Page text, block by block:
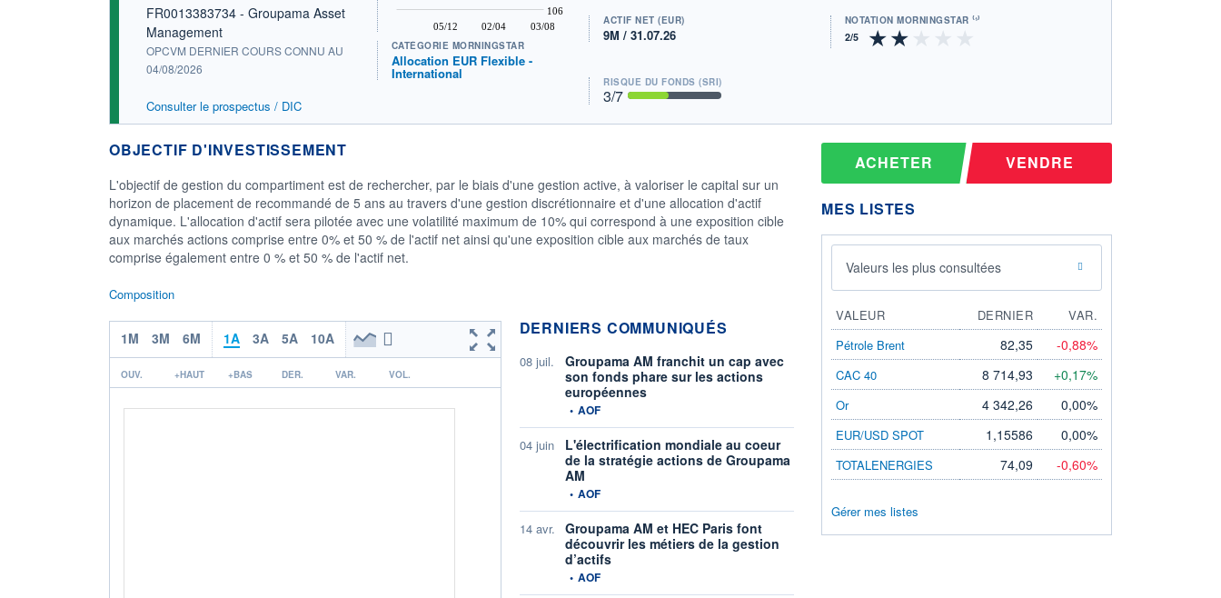
FR0013383734 - Groupama Asset
Management
OPCVM DERNIER COURS CONNU AU
04/08/2026
Consulter le prospectus / DIC
05/12 02/04 03/08
106
CATÉGORIE MORNINGSTAR
Allocation EUR Flexible -
International
ACTIF NET (EUR)
9M / 31.07.26
NOTATION MORNINGSTAR ⁽¹⁾
RISQUE DU FONDS (SRI)
3/7
OBJECTIF D'INVESTISSEMENT
L'objectif de gestion du compartiment est de rechercher, par le biais d'une gestion active, à valoriser le capital sur un
horizon de placement de recommandé de 5 ans au travers d'une gestion discrétionnaire et d'une allocation d'actif
dynamique. L'allocation d'actif sera pilotée avec une volatilité maximum de 10% qui correspond à une exposition cible
aux marchés actions comprise entre 0% et 50 % de l'actif net ainsi qu'une exposition cible aux marchés de taux
comprise également entre 0 % et 50 % de l'actif net.
Composition
1M 3M 6M 1A 3A 5A 10A
OUV. +HAUT +BAS DER. VAR. VOL.
DERNIERS COMMUNIQUÉS
08 juil.
Groupama AM franchit un cap avec
son fonds phare sur les actions
européennes
information fournie par
• AOF
04 juin
L'électrification mondiale au coeur
de la stratégie actions de Groupama
AM
information fournie par
• AOF
14 avr.
Groupama AM et HEC Paris font
découvrir les métiers de la gestion
d’actifs
information fournie par
• AOF
ACHETER VENDRE
MES LISTES
Valeurs les plus consultées
VALEUR DERNIER
VAR.
Pétrole Brent
82,35 -0,88%
CAC 40 8 714,93 +0,17%
Or 4 342,26 0,00%
EUR/USD SPOT 1,15586 0,00%
TOTALENERGIES 74,09 -0,60%
Gérer mes listes